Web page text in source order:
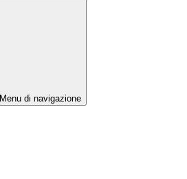
Menu di navigazione